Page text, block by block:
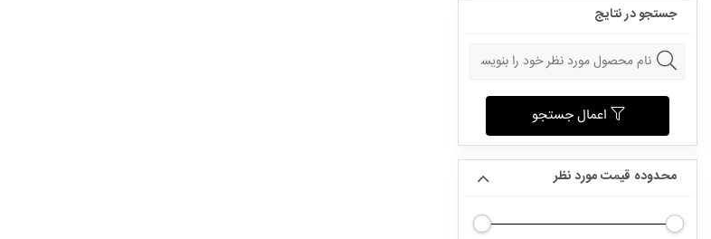
جستجو در نتایج
اعمال جستجو
محدوده قیمت مورد نظر